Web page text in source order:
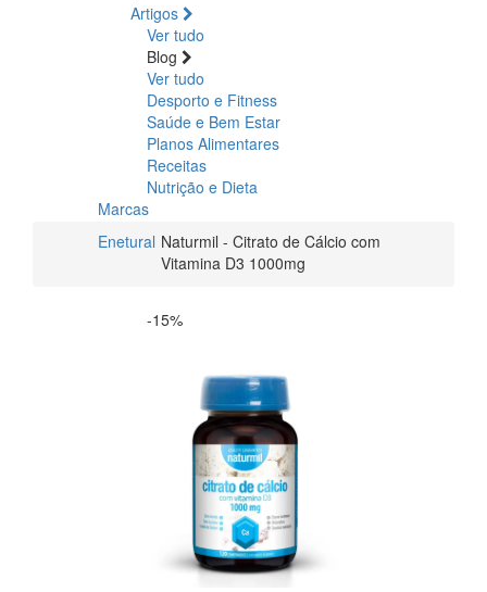
Artigos
Ver tudo
Blog
Ver tudo
Desporto e Fitness
Saúde e Bem Estar
Planos Alimentares
Receitas
Nutrição e Dieta
Marcas
Enetural Naturmil - Citrato de Cálcio com
Vitamina D3 1000mg
-15%